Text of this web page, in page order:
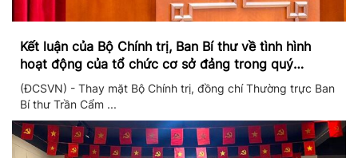
Kết luận của Bộ Chính trị, Ban Bí thư về tình hình
hoạt động của tổ chức cơ sở đảng trong quý
II/2026
(ĐCSVN) - Thay mặt Bộ Chính trị, đồng chí Thường trực Ban
Bí thư Trần Cẩm ...